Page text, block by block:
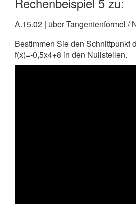
A.15.02 | über Tangentenformel /
Bestimmen Sie den Schnittpunkt
f(x)=-0,5x4+8 in den Nullstellen.